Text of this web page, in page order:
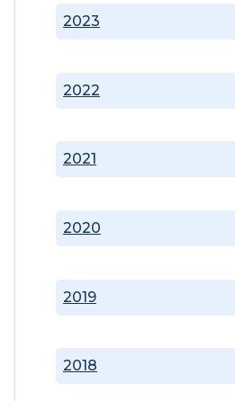
2018
2019
2020
2021
2022
2023